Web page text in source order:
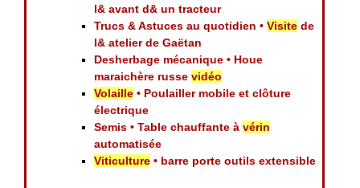
l& avant d& un tracteur
Trucs & Astuces au quotidien •Visite de
l& atelier de Gaëtan
Desherbage mécanique • Houe
maraichère russevidéo
Volaille • Poulailler mobile et clôture
électrique
Semis • Table chauffante àvérin
automatisée
Viticulture • barre porte outils extensible